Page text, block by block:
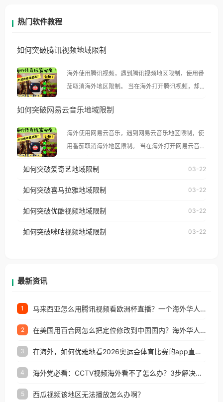
热门软件教程
如何突破腾讯视频地域限制
海外使用腾讯视频，遇到腾讯视频地区限制，使用番
茄取消海外地区限制。 当在海外打开腾讯视频，却突
示语。 海外用户如香港、澳门、台湾、美国、加拿
像其他音乐平台一样，出现地区及版权限制问题，且
仅能在中国大陆地区播放。 遇到这个问题的朋友们，
使用番茄回国加速器，即可解决「海外用户收听腾讯
台湾、美国、加拿大、澳大利亚、欧洲等国家和地区
权限制所困扰。
如何突破网易云音乐地域限制
海外使用网易云音乐，遇到网易云音乐地区限制，使
用番茄取消海外地区限制。 当在海外打开网易云音
播放”的提示语。 海外用户如香港、澳门、台湾、美
国、加拿大、澳大利亚、欧洲等国家和地区时，网易
制问题，且仅能在中国大陆地区播放。 遇到这个问题
户收听网易云音乐地区版权限制」的问题，无论人在
如何突破爱奇艺地域限制 03-22
如何突破喜马拉雅地域限制 03-22
如何突破优酷视频地域限制 03-22
如何突破咪咕视频地域限制 03-22
最新资讯
1 马来西亚怎么用腾讯视频看欧洲杯直播？一个海外华人的真实困扰与破解
2 在美国用百合网怎么把定位修改到中国国内？海外华人必备的回国加速指南
3 在海外，如何优雅地看2026奥运会体育比赛的app直播？
4 海外党必看：CCTV视频海外看不了怎么办？3步解决地区限制+追剧自由
5 西瓜视频该地区无法播放怎么办啊？